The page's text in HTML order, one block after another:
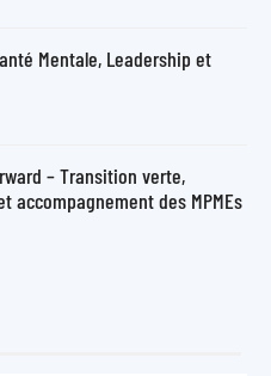
Mentale, Leadership et
– Transition verte,
accompagnement des MPMEs